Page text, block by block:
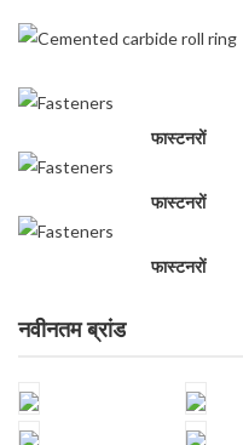
फास्टनरों
फास्टनरों
फास्टनरों
नवीनतम ब्रांड